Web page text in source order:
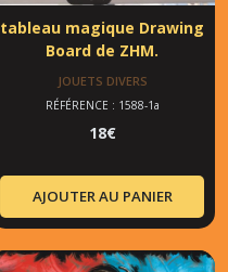
tableau magique Drawing
Board de ZHM.
JOUETS DIVERS
RÉFÉRENCE : 1588-1a
18€
AJOUTER AU PANIER